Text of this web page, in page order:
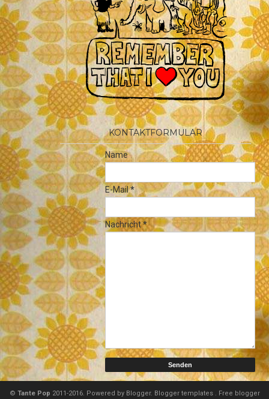
KONTAKTFORMULAR
Name
E-Mail*
Nachricht*
© Tante Pop 2011-2016. Powered by Blogger. Blogger templates . Free blogger